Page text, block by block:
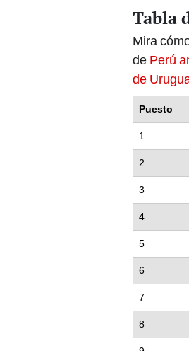
Tabla
Mira
de Perú
de
Puesto
1
2
3
4
5
6
7
8